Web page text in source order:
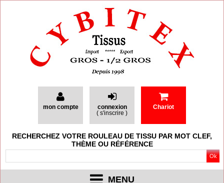
mon compte
connexion
( s'inscrire )
Chariot
MENU
RECHERCHEZ VOTRE ROULEAU DE TISSU PAR MOT CLEF,
THÈME OU RÉFÉRENCE